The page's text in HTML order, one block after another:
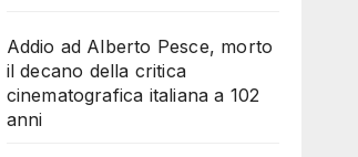
Addio ad Alberto Pesce, morto
il decano della critica
cinematografica italiana a 102
anni